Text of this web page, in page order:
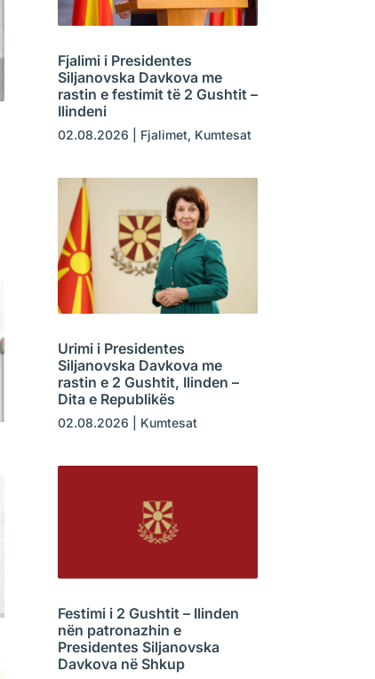
Fjalimi i Presidentes
Siljanovska Davkova me
rastin e festimit të 2 Gushtit –
Ilindeni
02.08.2026 Fjalimet, Kumtesat
Urimi i Presidentes
Siljanovska Davkova me
rastin e 2 Gushtit, Ilinden –
Dita e Republikës
02.08.2026 Kumtesat
Festimi i 2 Gushtit – Ilinden
nën patronazhin e
Presidentes Siljanovska
Davkova në Shkup